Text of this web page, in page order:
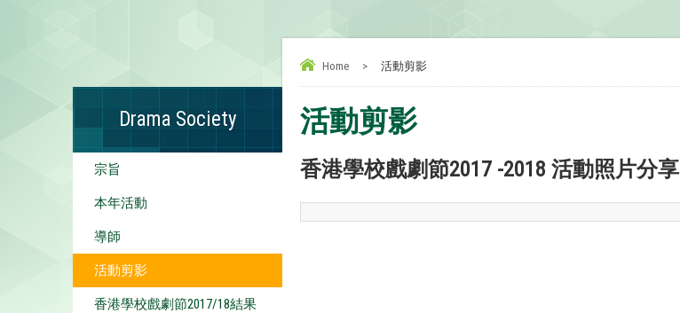
Home > 活動剪影
活動剪影
香港學校戲劇節2017 -2018 活動照片分享
Drama Society
宗旨
本年活動
導師
活動剪影
香港學校戲劇節2017/18結果